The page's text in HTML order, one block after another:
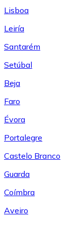
Lisboa
Leiría
Santarém
Setúbal
Beja
Faro
Évora
Portalegre
Castelo Branco
Guarda
Coímbra
Aveiro